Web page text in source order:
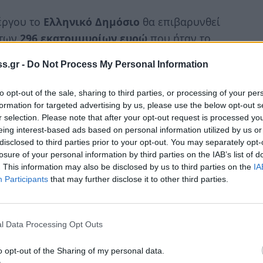
- Do Not Process My Personal Information
opt-out of the sale, sharing to third parties, or processing of your
for targeted advertising by us, please use the below opt-out
selection. Please note that after your opt-out request is processed
interest-based ads based on personal information utilized by us
to third parties prior to your opt-out. You may separately
of your personal information by third parties on the IAB’s list of
This information may also be disclosed by us to third parties on the
Participants that may further disclose it to other third parties.
Data Processing Opt Outs
opt-out of the Sharing of my personal data.
το Ελληνικό Δημόσιο θα επιβαρυνθεί
296 εκατομμυρίων ευρώπου ήταν το
το έργο με την προηγούμενη
σημαντική μείωση του χρόνου
της Δυτικής Ελλάδας, με ταυτόχρονη τη
ατυχημάτων.
κοντά και τις παρεμβάσεις για την οδική
Πρόκειται για έργο ύψους30
βασικές παρεμβάσεις και με ταυτόχρονη
τροχαίο. Την πενταετία 2016-2020